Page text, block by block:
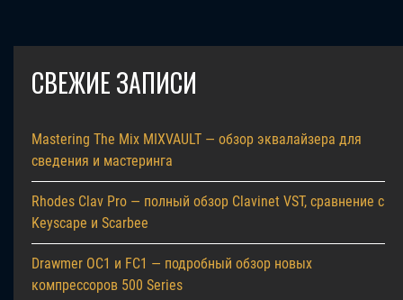
СВЕЖИЕ ЗАПИСИ
Mastering The Mix MIXVAULT — обзор эквалайзера для
сведения и мастеринга
Rhodes Clav Pro — полный обзор Clavinet VST, сравнение с
Keyscape и Scarbee
Drawmer OC1 и FC1 — подробный обзор новых
компрессоров 500 Series